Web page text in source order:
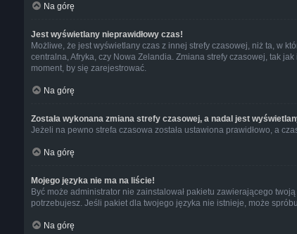
Na górę
Jest wyświetlany nieprawidłowy czas!
Możliwe, że jest wyświetlany czas z innej strefy czasowej, niż ta, w
centralna, Afryka, czy Nowa Zelandia. Zmiana strefy czasowej, tak
moment, by się zarejestrować.
Na górę
Została wykonana zmiana strefy czasowej, a nadal jest
Jeżeli na pewno strefa czasowa została ustawiona prawidłowo, a
Na górę
Mojego języka nie ma na liście!
Być może administrator nie zainstalował pakietu zawierającego
potrzebujesz. Jeśli pakiet dla twojego języka nie istnieje, może
Na górę